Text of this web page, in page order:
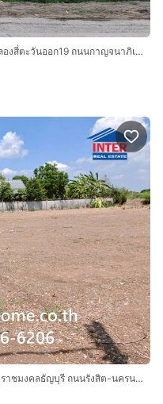
ที่ดินเปล่า 16 ไร่ 274 ตร.ว. ที่ดิน ใกล้ซอยคลองสี่ตะวันออก19 ถนนกาญจนาภิเษก ถนนรังสิต-นครนายก คลองหลวง ปทุมธานี
ที่ดินเปล่า 281 ตร.ว. ที่ดิน ใกล้มหาวิทยาลัยราชมงคลธัญบุรี ถนนรังสิต-นครนายก ถนนเลียบคลอง7 คลองหลวง ปทุมธานี